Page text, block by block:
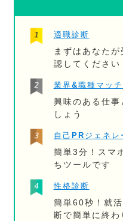
適職診断
まずはあなた
認してください
業界&職種マッ
興味のある仕事
しょう
自己PRジェネレ
簡単3分！スマ
ちツールです
性格診断
簡単60秒！就
断で簡単に終わ